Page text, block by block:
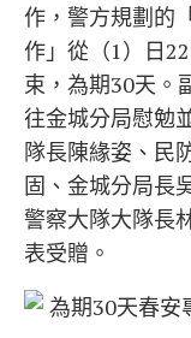
作，警方規劃的
作」從（1）日
束，為期30天。
往金城分局慰勉
隊長陳緣姿、民
固、金城分局長
警察大隊大隊長
表受贈。